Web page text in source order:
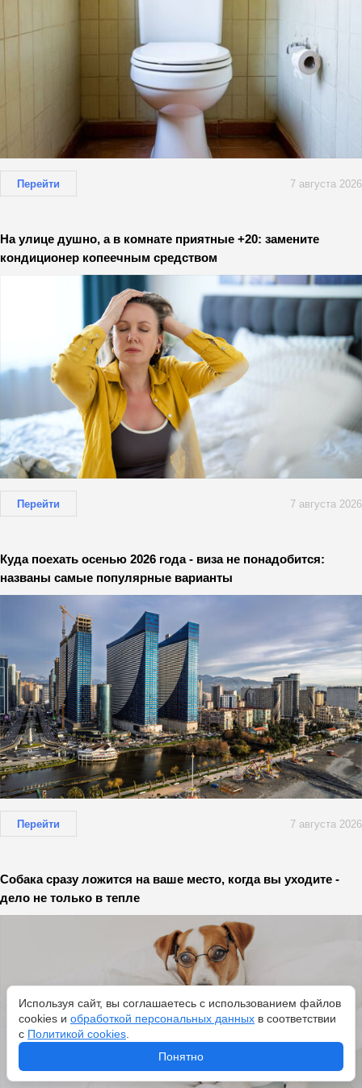
Перейти 7 августа 2026
На улице душно, а в комнате приятные +20: замените
кондиционер копеечным средством
Перейти 7 августа 2026
Куда поехать осенью 2026 года - виза не понадобится:
названы самые популярные варианты
Перейти 7 августа 2026
Собака сразу ложится на ваше место, когда вы уходите -
дело не только в тепле
Используя сайт, вы соглашаетесь с использованием файлов
cookies и обработкой персональных данных в соответствии
с Политикой cookies
Понятно